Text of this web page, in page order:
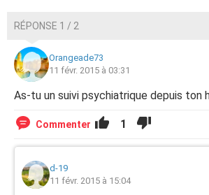
RÉPONSE 1 / 2
Orangeade73
11 févr. 2015 à 03:31
As-tu un suivi psychiatrique depuis ton
Commenter 1
d-19
11 févr. 2015 à 15:04